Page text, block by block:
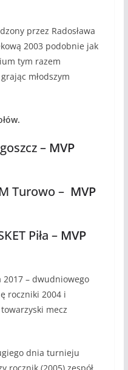
przez Radosława
2003 podobnie jak
tym razem
młodszym
–MVP
Turowo – MVP
Piła – MVP
– dwudniowego
roczniki 2004 i
mecz
dnia turnieju
rocznik (2005) zespół